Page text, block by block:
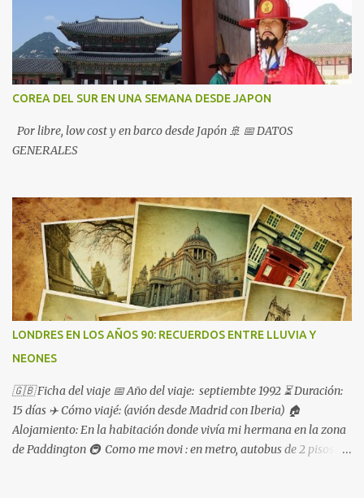
COREA DEL SUR EN UNA SEMANA DESDE JAPON
Por libre, low cost y en barco desde Japón 🚢 📅 DATOS
GENERALES
LONDRES EN LOS AÑOS 90: RECUERDOS ENTRE LLUVIA Y
NEONES
🇬🇧 Ficha del viaje 📅 Año del viaje: septiembte 1992 ⏳ Duración:
15 días ✈️ Cómo viajé: (avión desde Madrid con Iberia) 🏠
Alojamiento: En la habitación donde vivía mi hermana en la zona
de Paddington 🚇 Como me movi : en metro, autobus de 2 pisos